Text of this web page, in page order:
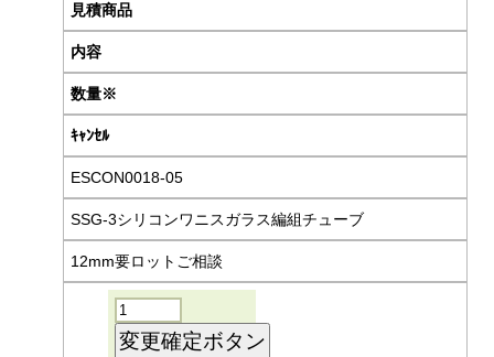
見積商品
内容
数量※
ｷｬﾝｾﾙ
ESCON0018-05
SSG-3シリコンワニスガラス編組チューブ
12mm要ロットご相談